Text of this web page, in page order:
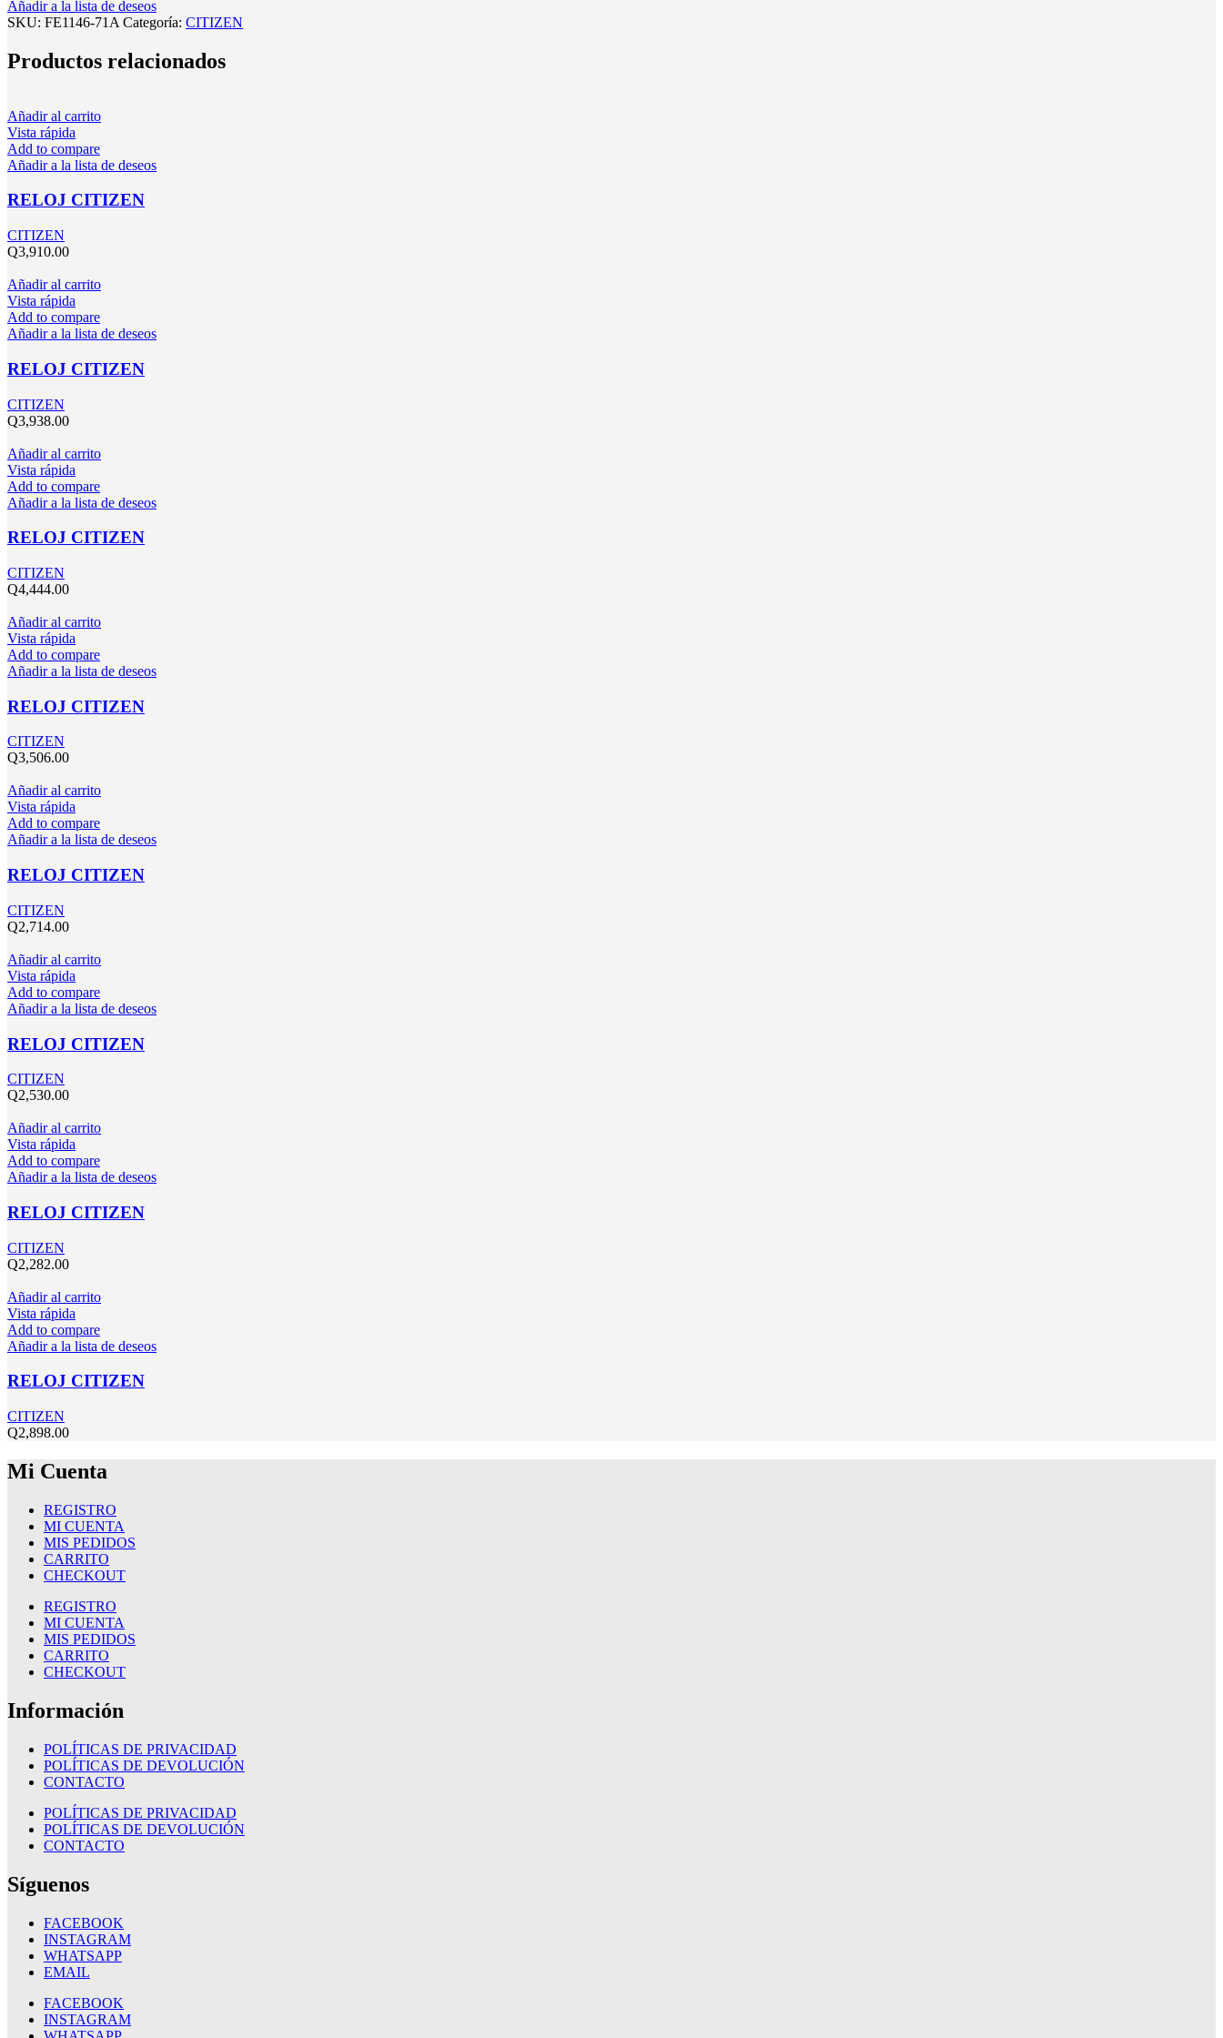
Añadir a la lista de deseos
SKU: FE1146-71A Categoría: CITIZEN
Productos relacionados
Añadir al carrito
Vista rápida
Add to compare
Añadir a la lista de deseos
RELOJ CITIZEN
CITIZEN
Q3,910.00
Añadir al carrito
Vista rápida
Add to compare
Añadir a la lista de deseos
RELOJ CITIZEN
CITIZEN
Q3,938.00
Añadir al carrito
Vista rápida
Add to compare
Añadir a la lista de deseos
RELOJ CITIZEN
CITIZEN
Q4,444.00
Añadir al carrito
Vista rápida
Add to compare
Añadir a la lista de deseos
RELOJ CITIZEN
CITIZEN
Q3,506.00
Añadir al carrito
Vista rápida
Add to compare
Añadir a la lista de deseos
RELOJ CITIZEN
CITIZEN
Q2,714.00
Añadir al carrito
Vista rápida
Add to compare
Añadir a la lista de deseos
RELOJ CITIZEN
CITIZEN
Q2,530.00
Añadir al carrito
Vista rápida
Add to compare
Añadir a la lista de deseos
RELOJ CITIZEN
CITIZEN
Q2,282.00
Añadir al carrito
Vista rápida
Add to compare
Añadir a la lista de deseos
RELOJ CITIZEN
CITIZEN
Q2,898.00
Mi Cuenta
REGISTRO
MI CUENTA
MIS PEDIDOS
CARRITO
CHECKOUT
REGISTRO
MI CUENTA
MIS PEDIDOS
CARRITO
CHECKOUT
Información
POLÍTICAS DE PRIVACIDAD
POLÍTICAS DE DEVOLUCIÓN
CONTACTO
POLÍTICAS DE PRIVACIDAD
POLÍTICAS DE DEVOLUCIÓN
CONTACTO
Síguenos
FACEBOOK
INSTAGRAM
WHATSAPP
EMAIL
FACEBOOK
INSTAGRAM